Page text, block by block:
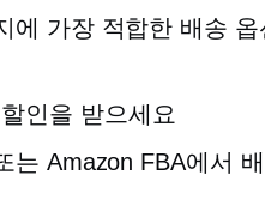
에 가장 적합한 배송 옵
인을 받으세요
는 Amazon FBA에서